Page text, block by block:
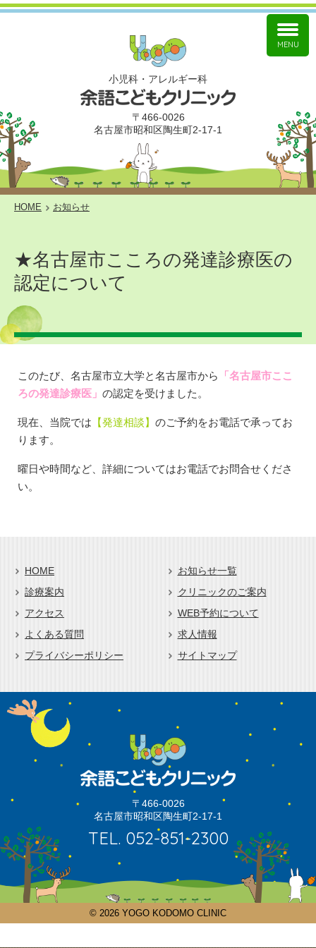
小児科 アレルギー科
〒466-0026
名古屋市昭和区陶生町2-17-1
MENU
HOME お知らせ
★名古屋市こころの発達診療医の
認定について
このたび、名古屋市立大学と名古屋市から
「名古屋市ここ
ろの発達診療医」 の認定を受けました。
現在、当院では 【発達相談】 のご予約をお電話で承ってお
ります。
曜日や時間など、詳細についてはお電話でお問合せくださ
い。
HOME
お知らせ一覧
診療案内
クリニックのご案内
アクセス
WEB予約について
よくある質問
求人情報
プライバシーポリシー
サイトマップ
〒466-0026
名古屋市昭和区陶生町2-17-1
TEL. 052-851-2300
© 2026 YOGO KODOMO CLINIC